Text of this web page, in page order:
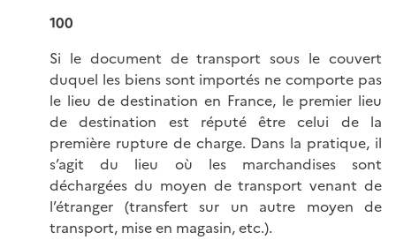
100
Si le document de transport sous le couvert
duquel les biens sont importés ne comporte pas
le lieu de destination en France, le premier lieu
de destination est réputé être celui de la
première rupture de charge. Dans la pratique, il
s’agit du lieu où les marchandises sont
déchargées du moyen de transport venant de
l’étranger (transfert sur un autre moyen de
transport, mise en magasin, etc.).